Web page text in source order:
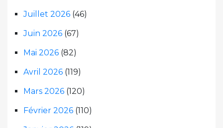
Juillet 2026 (46)
Juin 2026 (67)
Mai 2026 (82)
Avril 2026 (119)
Mars 2026 (120)
Février 2026 (110)